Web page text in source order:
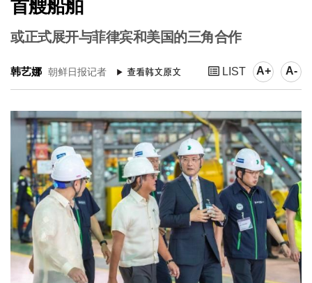
首艘船舶
或正式展开与菲律宾和美国的三角合作
韩艺娜 朝鲜日报记者 LIST A+ A-